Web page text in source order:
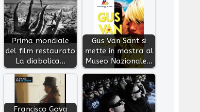
Prima mondiale
del film restaurato
La diabolica…
Gus Van Sant si
mette in mostra al
Museo Nazionale…
Francisco Goya